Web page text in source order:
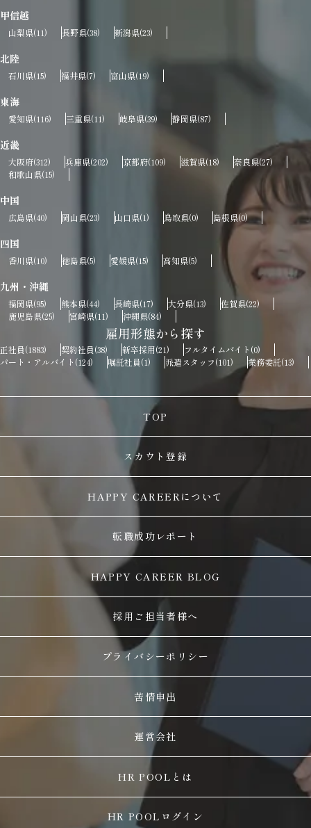
甲信越
山梨県(11) 長野県(38) 新潟県(23)
北陸
石川県(15) 福井県(7) 富山県(19)
東海
愛知県(116) 三重県(11) 岐阜県(39) 静岡県(87)
近畿
大阪府(312) 兵庫県(202) 京都府(109) 滋賀県(18) 奈良県(27)
和歌山県(15)
中国
広島県(40) 岡山県(23) 山口県(1) 鳥取県(0) 島根県(0)
四国
香川県(10) 徳島県(5) 愛媛県(15) 高知県(5)
九州・沖縄
福岡県(95) 熊本県(44) 長崎県(17) 大分県(13) 佐賀県(22)
鹿児島県(25) 宮崎県(11) 沖縄県(84)
雇用形態から探す
正社員(1883) 契約社員(38) 新卒採用(21) フルタイムバイト (0)
パート・アルバイト (124) 嘱託社員(1) 派遣スタッフ(101) 業務委託(13)
TOP
スカウト登録
HAPPY CAREERについて
転職成功レポート
HAPPY CAREER BLOG
採用ご担当者様へ
プライバシーポリシー
苦情申出
運営会社
HR POOLとは
HR POOLログイン